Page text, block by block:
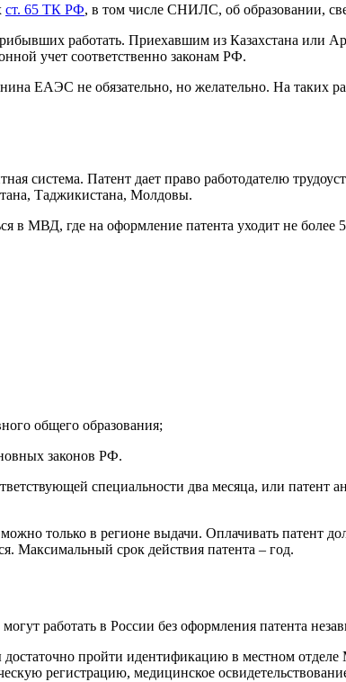
ст. 65 ТК РФ, в том числе СНИЛС, об образовании,
работать. Приехавшим из Казахстана или
учет соответственно законам РФ.
ЕАЭС не обязательно, но желательно. На таких
система. Патент дает право работодателю
Таджикистана, Молдовы.
в МВД, где на оформление патента уходит не
общего образования;
законов РФ.
специальности два месяца, или
только в регионе выдачи. Оплачивать патент
Максимальный срок действия патента – год.
работать в России без оформления патента
пройти идентификацию в местном
регистрацию, медицинское